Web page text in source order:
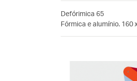
Defórimica 65
Fórmica e alumínio. 160